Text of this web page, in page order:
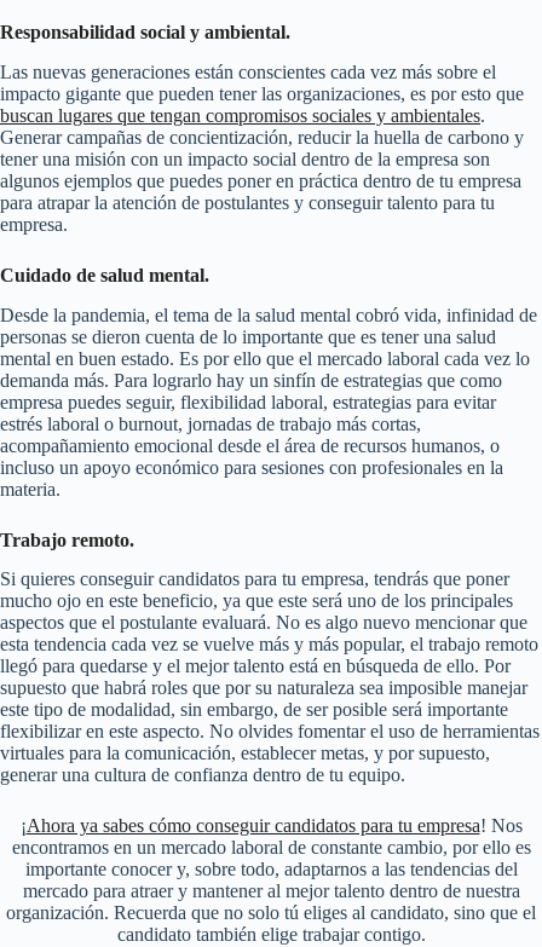
Responsabilidad social y ambiental.
Las nuevas generaciones están conscientes cada vez más sobre el
impacto gigante que pueden tener las organizaciones, es por esto que
buscan lugares que tengan compromisos sociales y ambientales.
Generar campañas de concientización, reducir la huella de carbono y
tener una misión con un impacto social dentro de la empresa son
algunos ejemplos que puedes poner en práctica dentro de tu empresa
para atrapar la atención de postulantes y conseguir talento para tu
empresa.
Cuidado de salud mental.
Desde la pandemia, el tema de la salud mental cobró vida, infinidad de
personas se dieron cuenta de lo importante que es tener una salud
mental en buen estado. Es por ello que el mercado laboral cada vez lo
demanda más. Para lograrlo hay un sinfín de estrategias que como
empresa puedes seguir, flexibilidad laboral, estrategias para evitar
estrés laboral o burnout, jornadas de trabajo más cortas,
acompañamiento emocional desde el área de recursos humanos, o
incluso un apoyo económico para sesiones con profesionales en la
materia.
Trabajo remoto.
Si quieres conseguir candidatos para tu empresa, tendrás que poner
mucho ojo en este beneficio, ya que este será uno de los principales
aspectos que el postulante evaluará. No es algo nuevo mencionar que
esta tendencia cada vez se vuelve más y más popular, el trabajo remoto
llegó para quedarse y el mejor talento está en búsqueda de ello. Por
supuesto que habrá roles que por su naturaleza sea imposible manejar
este tipo de modalidad, sin embargo, de ser posible será importante
flexibilizar en este aspecto. No olvides fomentar el uso de herramientas
virtuales para la comunicación, establecer metas, y por supuesto,
generar una cultura de confianza dentro de tu equipo.
¡Ahora ya sabes cómo conseguir candidatos para tu empresa! Nos
encontramos en un mercado laboral de constante cambio, por ello es
importante conocer y, sobre todo, adaptarnos a las tendencias del
mercado para atraer y mantener al mejor talento dentro de nuestra
organización. Recuerda que no solo tú eliges al candidato, sino que el
candidato también elige trabajar contigo.